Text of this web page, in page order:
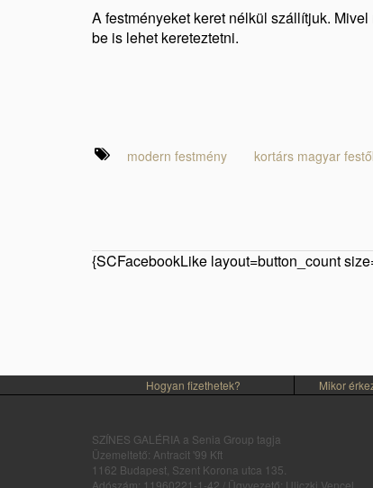
A festményeket keret nélkül szállítjuk.
be is lehet kereteztetni.
modern festmény kortárs magyar
{SCFacebookLike layout=button_count
Hogyan fizethetek? Mikor
SZÍNES GALÉRIA a Senia Group tagja
Üzemeltető: Antracit '99 Kft
1162 Budapest, Szent Korona utca 135.
Adószám: 11960221-1-42 / Ügyvezető: Uliczki Vencel